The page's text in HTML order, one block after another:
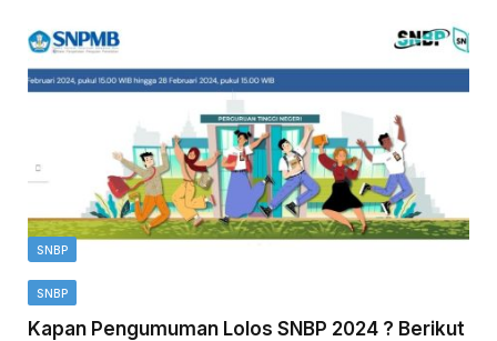
SNBP
SNBP
Kapan Pengumuman Lolos SNBP 2024 ? Berikut